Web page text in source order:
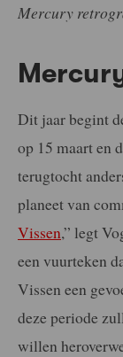
Mercury
Dit jaar begint
op 15 maart en
terugtocht
planeet van
Vissen,” legt
een vuurteken
Vissen een
deze periode
willen